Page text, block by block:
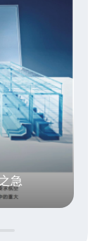
急